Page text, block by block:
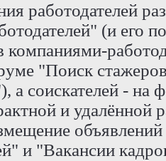
работодателей
(и его
компаниями-
"Поиск
а соискателей -
и удалённой
и "Вакансии